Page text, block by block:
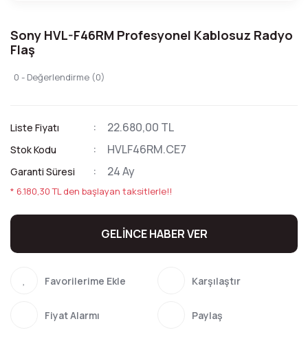
Sony HVL-F46RM Profesyonel Kablosuz Radyo
Flaş
0 - Değerlendirme (0)
Liste Fiyatı 22.680,00 TL
Stok Kodu HVLF46RM.CE7
Garanti Süresi 24 Ay
* 6.180,30 TL den başlayan taksitlerle!!
GELİNCE HABER VER
Karşılaştır
Fiyat Alarmı Paylaş